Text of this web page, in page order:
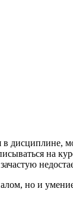
дисциплине,
на
но и